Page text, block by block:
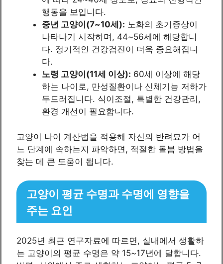
행동을 보입니다.
중년 고양이(7~10세): 노화의 초기증상이
나타나기 시작하며, 44~56세에 해당합니
다. 정기적인 건강검진이 더욱 중요해집니
다.
노령 고양이(11세 이상): 60세 이상에 해당
하는 나이로, 만성질환이나 신체기능 저하가
두드러집니다. 식이조절, 특별한 건강관리,
환경 개선이 필요합니다.
고양이 나이 계산법을 적용해 자신의 반려묘가 어
느 단계에 속하는지 파악하면, 적절한 돌봄 방법을
찾는 데 큰 도움이 됩니다.
고양이 평균 수명과 수명에 영향을
주는 요인
2025년 최근 연구자료에 따르면, 실내에서 생활하
는 고양이의 평균 수명은 약 15~17년에 달합니다.